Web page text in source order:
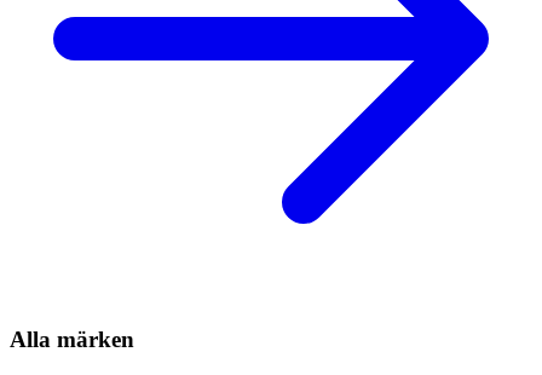
Alla märken